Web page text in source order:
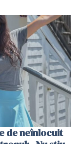
de neînlocuit